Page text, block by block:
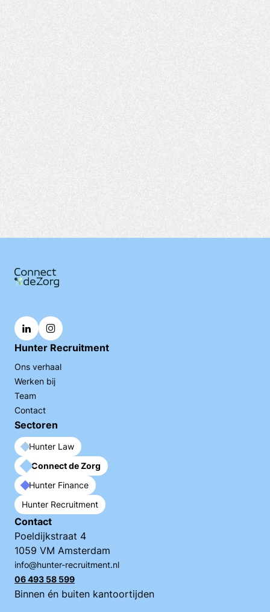
Hunter Recruitment
Ons verhaal
Werken bij
Team
Contact
Sectoren
Hunter Law
Connect de Zorg
Hunter Finance
Hunter Recruitment
Contact
Poeldijkstraat 4
1059 VM Amsterdam
info@hunter-recruitment.nl
06 493 58 599
Binnen én buiten kantoortijden